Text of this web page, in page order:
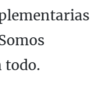
todo.